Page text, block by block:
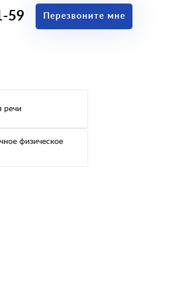
59 Перезвоните мне
речи
физическое